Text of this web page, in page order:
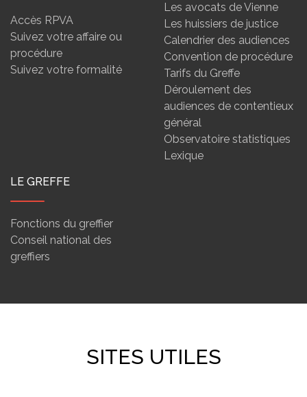
Accès RPVA
Suivez votre affaire ou
procédure
Suivez votre formalité
Les avocats de Vienne
Les huissiers de justice
Calendrier des audiences
Convention de procédure
Tarifs du Greffe
Déroulement des
audiences de contentieux
général
Observatoire statistiques
Lexique
LE GREFFE
Fonctions du greffier
Conseil national des
greffiers
SITES UTILES